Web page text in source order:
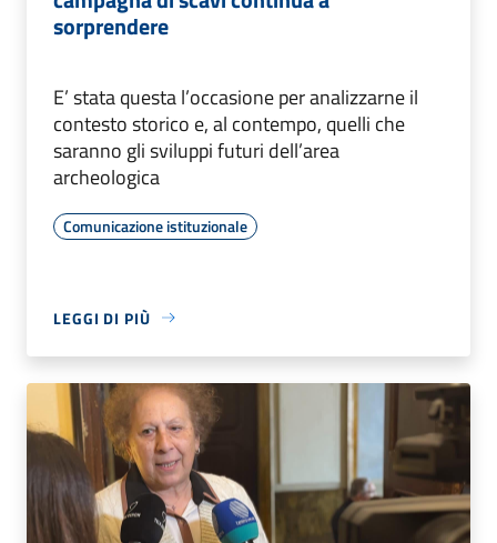
sorprendere
E’ stata questa l’occasione per analizzarne il
contesto storico e, al contempo, quelli che
saranno gli sviluppi futuri dell’area
archeologica
Comunicazione istituzionale
LEGGI DI PIÙ